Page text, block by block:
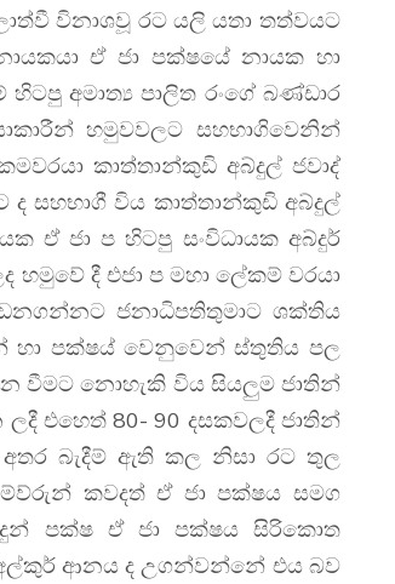
විනාශවූ රට යලි යතා තත්වයට
ඒ ජා පක්ෂයේ නායක හා
අමාත්‍ය පාලිත රංගේ බණ්ඩාර
හමුවවලට සහභාගිවෙනින්
කාත්තාන්කුඩි අබ්දුල් ජවාද්
සහභාගී විය කාත්තාන්කුඩි අබ්දුල්
ඒ ජා ප හිටපු සංවිධායක අබ්දුර්
දී එජා ප මහා ලේකම් වරයා
ජනාධිපතිතුමාට ශක්තිය
හා පක්ෂය් වෙනුවෙන් ස්තුතිය පල
වීමට නොහැකි විය සියලුම ජාතින්
එහෙත් 80- 90 දසකවලදී ජාතින්
බැදීම් ඇති කල නිසා රට තුල
කවදත් ඒ ජා පක්ෂය සමග
පක්ෂ ඒ ජා පක්ෂය සිරිකොත
ආනය ද උගන්වන්නේ එය බව